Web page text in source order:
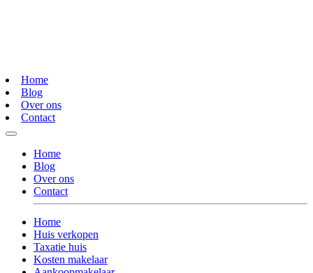
Home
Blog
Over ons
Contact
Home
Blog
Over ons
Contact
Home
Huis verkopen
Taxatie huis
Kosten makelaar